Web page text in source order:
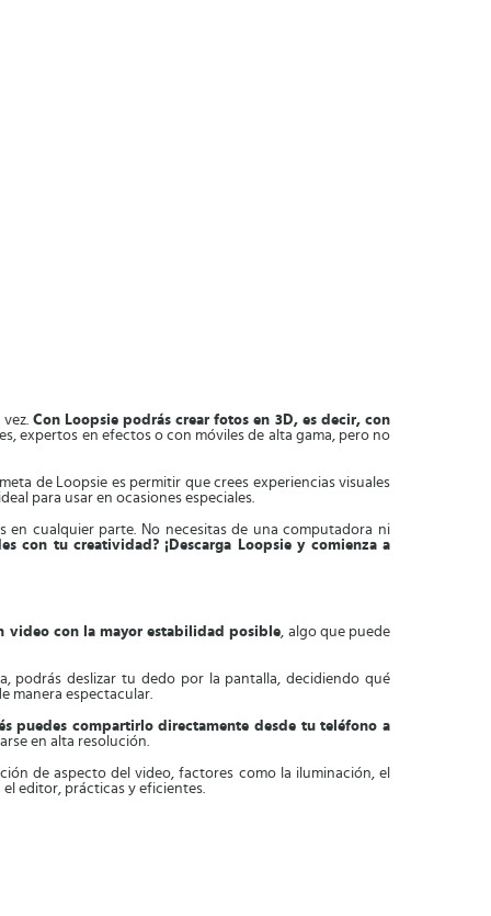
Con Loopsie podrás crear fotos en 3D, es decir, con
expertos en efectos o con móviles de alta gama, pero no
de Loopsie es permitir que crees experiencias visuales
para usar en ocasiones especiales.
cualquier parte. No necesitas de una computadora ni
con tu creatividad? ¡Descarga Loopsie y comienza a
video con la mayor estabilidad posible, algo que puede
podrás deslizar tu dedo por la pantalla, decidiendo qué
manera espectacular.
puedes compartirlo directamente desde tu teléfono a
en alta resolución.
de aspecto del video, factores como la iluminación, el
editor, prácticas y eficientes.